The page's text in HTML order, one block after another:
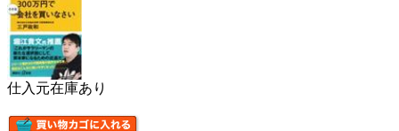
仕入元在庫あり